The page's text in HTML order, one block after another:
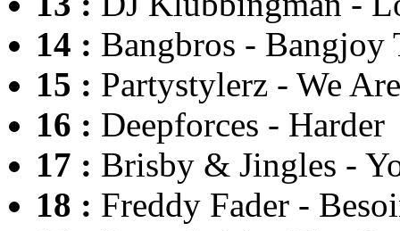
14 : Bangbros - Bangjoy
15 : Partystylerz - We
16 : Deepforces - Harder
17 : Brisby & Jingles -
18 : Freddy Fader -